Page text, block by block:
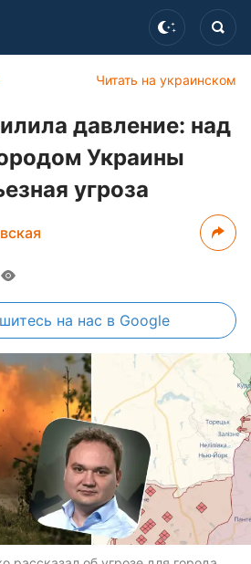
Читать на украинском
давление: над
Украины
угроза
на нас в Google